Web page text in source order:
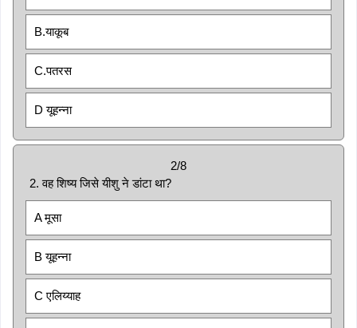
B.याकूब
C.पतरस
D यूहन्ना
2/8
2. वह शिष्य जिसे यीशु ने डांटा था?
A मूसा
B यूहन्ना
C एलिय्याह